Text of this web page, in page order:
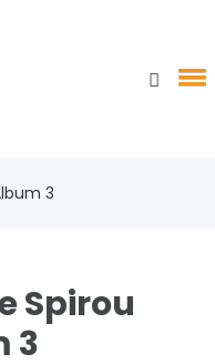
3
Spirou
3